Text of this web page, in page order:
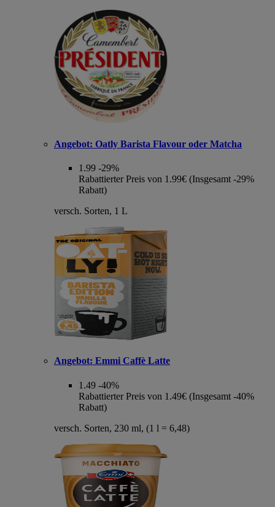
Angebot: Oatly Barista Flavour oder Matcha
1.99 -29%
Rabattierter Preis von 1.99€ (Insgesamt -29%
Rabatt)
versch. Sorten, 1 L
Angebot: Emmi Caffè Latte
1.49 -40%
Rabattierter Preis von 1.49€ (Insgesamt -40%
Rabatt)
versch. Sorten, 230 ml, (1 l = 6,48)